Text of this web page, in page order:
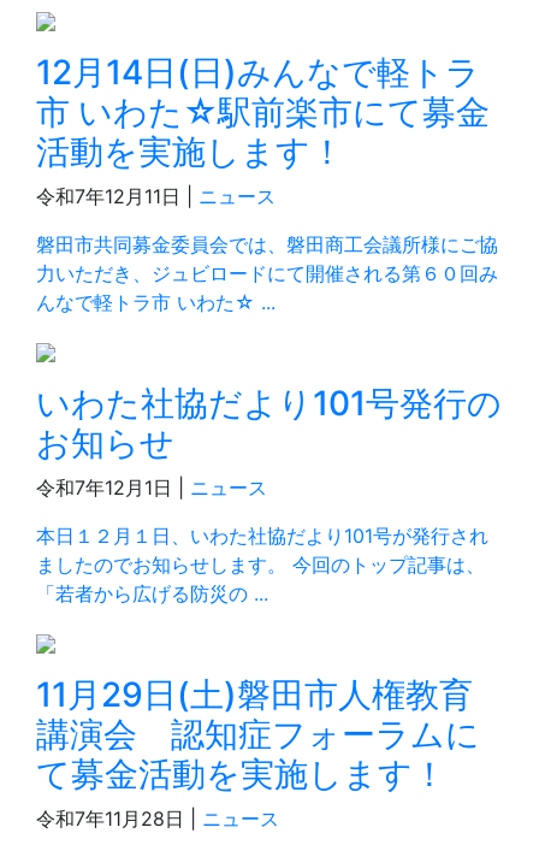
12月14日(日)みんなで軽トラ
市 いわた☆駅前楽市にて募金
活動を実施します！
令和7年12月11日 | ニュース
磐田市共同募金委員会では、磐田商工会議所様にご協
力いただき、ジュビロードにて開催される第６０回み
んなで軽トラ市 いわた☆ ...
いわた社協だより101号発行の
お知らせ
令和7年12月1日 | ニュース
本日１２月１日、いわた社協だより101号が発行され
ましたのでお知らせします。 今回のトップ記事は、
「若者から広げる防災の ...
11月29日(土)磐田市人権教育
講演会 認知症フォーラムに
て募金活動を実施します！
令和7年11月28日 | ニュース